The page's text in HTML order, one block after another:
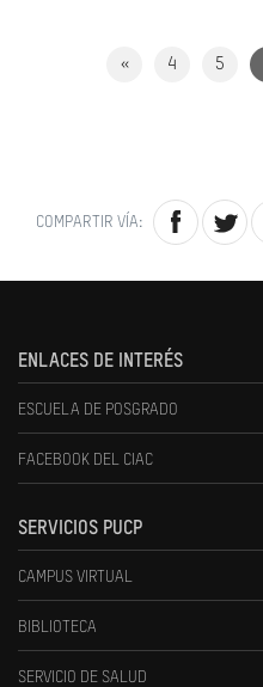
« 4 5
COMPARTIR VÍA:
ENLACES DE INTERÉS
ESCUELA DE POSGRADO
FACEBOOK DEL CIAC
SERVICIOS PUCP
CAMPUS VIRTUAL
BIBLIOTECA
SERVICIO DE SALUD